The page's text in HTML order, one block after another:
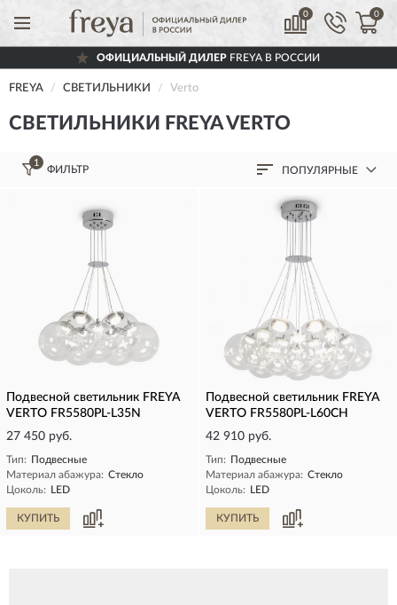
0 0
ОФИЦИАЛЬНЫЙ ДИЛЕРFREYA В РОССИИ
FREYA СВЕТИЛЬНИКИ Verto
СВЕТИЛЬНИКИ FREYA VERTO
1
ФИЛЬТР ПОПУЛЯРНЫЕ
Подвесной светильник FREYA
VERTO FR5580PL-L35N
27 450 руб.
Тип: Подвесные
Материал абажура: Стекло
Цоколь: LED
КУПИТЬ
Подвесной светильник FREYA
VERTO FR5580PL-L60CH
42 910 руб.
Тип: Подвесные
Материал абажура: Стекло
Цоколь: LED
КУПИТЬ